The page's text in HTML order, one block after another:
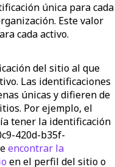
única para cada
Este valor
cada activo.
del sitio al que
Las identificaciones
únicas y difieren de
Por ejemplo, el
tener la identificación
420d-b35f-
encontrar la
en el perfil del sitio o